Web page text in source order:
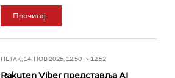
Прочитај
ПЕТАК, 14. НОВ 2025, 12:50 -> 12:52
Rakuten Viber представља AI